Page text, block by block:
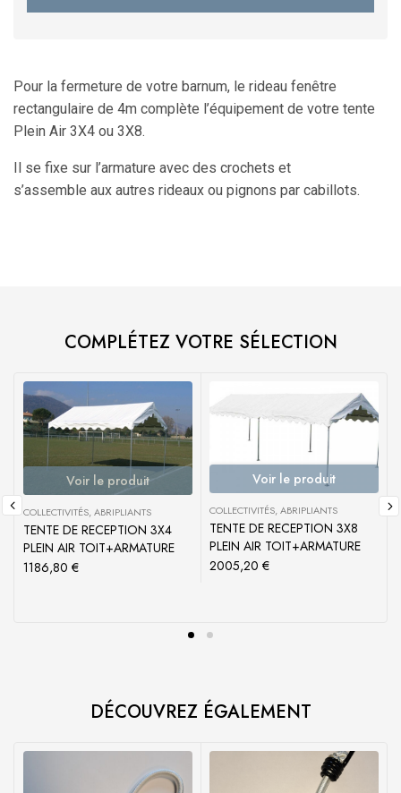
Pour la fermeture de votre barnum, le rideau fenêtre
rectangulaire de 4m complète l’équipement de votre tente
Plein Air 3X4 ou 3X8.
Il se fixe sur l’armature avec des crochets et
s’assemble aux autres rideaux ou pignons par cabillots.
COMPLÉTEZ VOTRE SÉLECTION
Voir le produit
COLLECTIVITÉS,ABRIPLIANTS
TENTE DE RECEPTION 3X4
PLEIN AIR TOIT+ARMATURE
1186,80 €
Voir le produit
COLLECTIVITÉS,ABRIPLIANTS
TENTE DE RECEPTION 3X8
PLEIN AIR TOIT+ARMATURE
2005,20 €
DÉCOUVREZ ÉGALEMENT